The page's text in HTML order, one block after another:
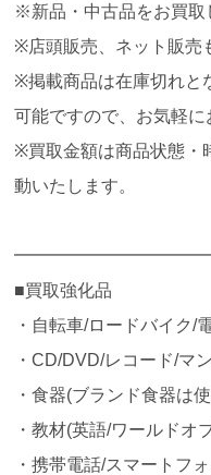
※新品・中古品をお買取
※店頭販売、ネット販売
※掲載商品は在庫切れと
可能ですので、お気軽に
※買取金額は商品状態・
動いたします。
■買取強化品
・自転車/ロードバイク/
・CD/DVD/レコード/マ
・食器(ブランド食器は
・教材(英語/ワールドオ
・携帯電話/スマートフ